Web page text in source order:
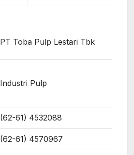
PT Toba Pulp Lestari Tbk
Industri Pulp
(62-61) 4532088
(62-61) 4570967